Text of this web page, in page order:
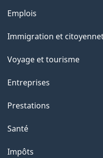
l
a
p
a
g
e
Thèmes
sujets
Emplois
Immigration et
Voyage et tourisme
Entreprises
Prestations
Santé
Impôts